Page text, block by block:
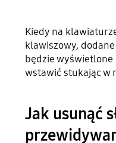
Kiedy na
klawiszowy,
będzie wyświetlone
wstawić stukając w
Jak usunąć